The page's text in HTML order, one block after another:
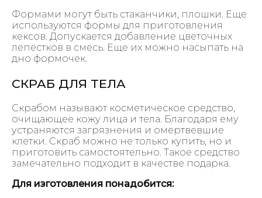
Формами могут быть стаканчики, плошки. Еще
используются формы для приготовления
кексов. Допускается добавление цветочных
лепестков в смесь. Еще их можно насыпать на
дно формочек.
СКРАБ ДЛЯ ТЕЛА
Скрабом называют косметическое средство,
очищающее кожу лица и тела. Благодаря ему
устраняются загрязнения и омертвевшие
клетки. Скраб можно не только купить, но и
приготовить самостоятельно. Такое средство
замечательно подходит в качестве подарка.
Для изготовления понадобится: